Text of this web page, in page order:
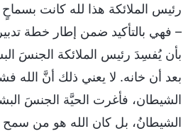
رئيس الملائكة هذا لله كانت
– فهي بالتأكيد ضمن إطار خطة
بأن يُفسِدَ رئيس الملائكة الجنسَ
بعد أن خانه. لا يعني ذلك أنَّ
الشيطان، فأغرت الحيَّة الجنسَ
الشيطانُ، بل كان الله هو من